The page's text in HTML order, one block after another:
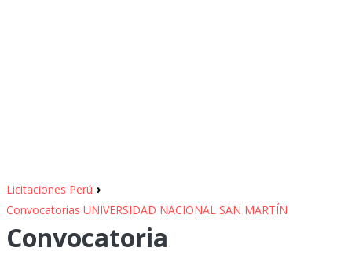
Licitaciones Perú ›
Convocatorias UNIVERSIDAD NACIONAL SAN MARTÍN
Convocatoria